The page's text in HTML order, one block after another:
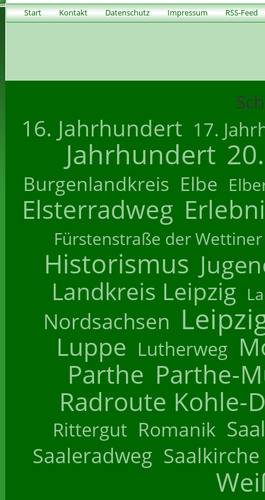
Start Kontakt Datenschutz Impressum RSS-Feed
16. Jahrhundert 17.
Jahrhundert
Burgenlandkreis Elbe
Elsterradweg
Fürstenstraße der Wettiner
Historismus
Landkreis Leipzig
Nordsachsen
Luppe Lutherweg
Parthe Parthe-
Radroute Kohle-
Rittergut Romanik
Saaleradweg Saalkirche